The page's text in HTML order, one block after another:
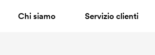
Chi siamo Servizio clienti